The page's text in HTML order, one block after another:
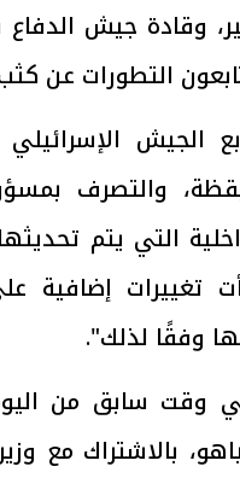
وقادة جيش
التطورات عن
الجيش
والتصرف
التي يتم
تغييرات إضافية
وفقًا لذلك".
وقت سابق من اليوم،
بالاشتراك مع